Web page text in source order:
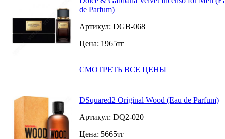
de Parfum)
Артикул: DGB-068
Цена: 1965тг
СМОТРЕТЬ ВСЕ ЦЕНЫ
DSquared2 Original Wood (Eau de Parfum)
Артикул: DQ2-020
Цена: 5665тг